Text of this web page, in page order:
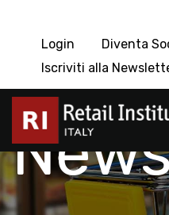
Login
Diventa
Iscriviti alla